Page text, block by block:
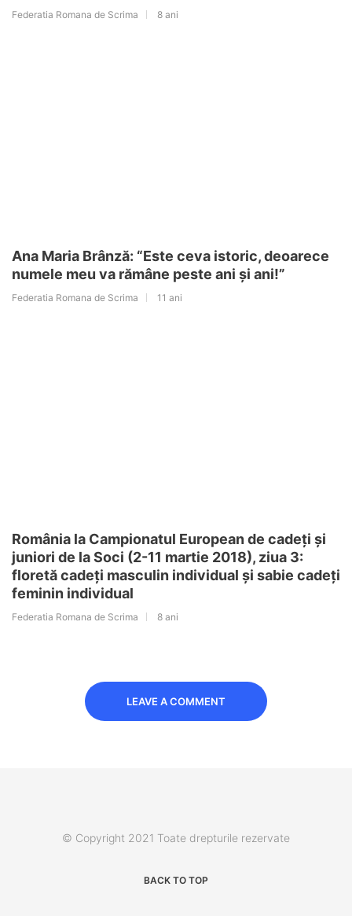
Federatia Romana de Scrima 8 ani
Ana Maria Brânză: “Este ceva istoric, deoarece
numele meu va rămâne peste ani şi ani!”
Federatia Romana de Scrima 11 ani
România la Campionatul European de cadeți și
juniori de la Soci (2-11 martie 2018), ziua 3:
floretă cadeți masculin individual și sabie cadeți
feminin individual
Federatia Romana de Scrima 8 ani
LEAVE A COMMENT
© Copyright 2021 Toate drepturile rezervate
BACK TO TOP